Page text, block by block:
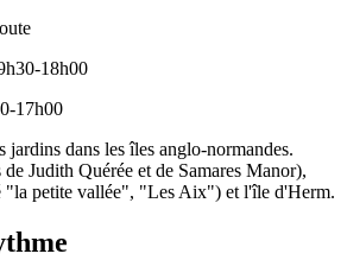
18h00
17h00
jardins dans les îles anglo-normandes.
Judith Quérée et de Samares Manor),
"la petite vallée", "Les Aix") et l'île d'Herm.